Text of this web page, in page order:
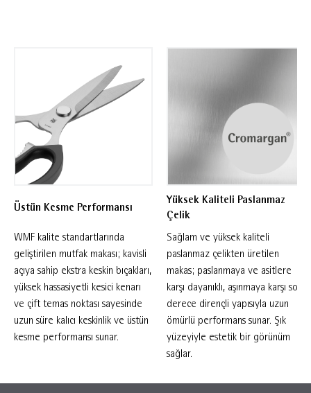
kullanım sağlar. Zarif yarı mat yüzeyiyle şık bir
görünüme sahip olan makas, bulaşık
makinesinde yıkanabilir. Uluslararası alanda
birçok tasarım ödülüne sahip Tasarım
Profesörü Horst Diener tarafından geliştirilen
bu mutfak makası, mutfakta ve günlük
kullanımda farklı kesme ihtiyaçlarına pratik bir
sayesinde zorlu malzemeleri bile kolaylıkla
keser.
Üstün Kesme Performansı
WMF kalite standartlarında
geliştirilen mutfak makası; kavisli
açıya sahip ekstra keskin bıçakları,
yüksek hassasiyetli kesici kenarı
ve çift temas noktası sayesinde
uzun süre kalıcı keskinlik ve üstün
kesme performansı sunar.
Yüksek Kaliteli Paslanmaz
Çelik
Sağlam ve yüksek kaliteli
paslanmaz çelikten üretilen
makas; paslanmaya ve asitlere
karşı dayanıklı, aşınmaya karşı son
derece dirençli yapısıyla uzun
ömürlü performans sunar. Şık
yüzeyiyle estetik bir görünüm
sağlar.